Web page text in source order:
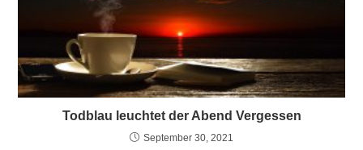
Todblau leuchtet der Abend Vergessen
September 30, 2021